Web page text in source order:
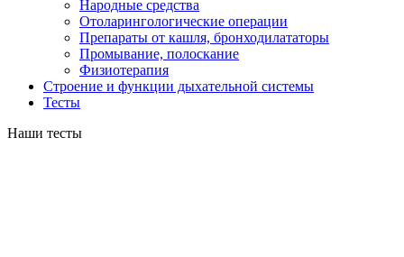
Народные средства
Отоларингологические операции
Препараты от кашля, бронходилататоры
Промывание, полоскание
Физиотерапия
Строение и функции дыхательной системы
Тесты
Наши тесты